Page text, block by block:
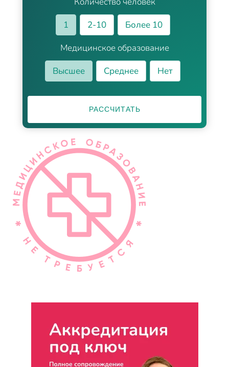
1
2-10
Более 10
Медицинское образование
Высшее
Среднее Нет
РАССЧИТАТЬ